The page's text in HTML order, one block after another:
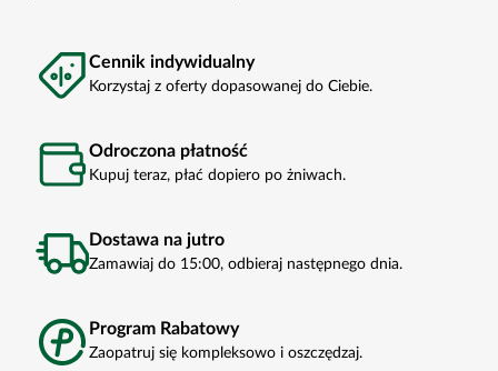
Cennik indywidualny
Korzystaj z oferty dopasowanej do Ciebie.
Odroczona płatność
Kupuj teraz, płać dopiero po żniwach.
Dostawa na jutro
Zamawiaj do 15:00, odbieraj następnego dnia.
Program Rabatowy
Zaopatruj się kompleksowo i oszczędzaj.